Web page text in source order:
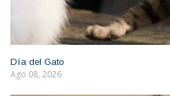
Día del Gato
Ago 08, 2026